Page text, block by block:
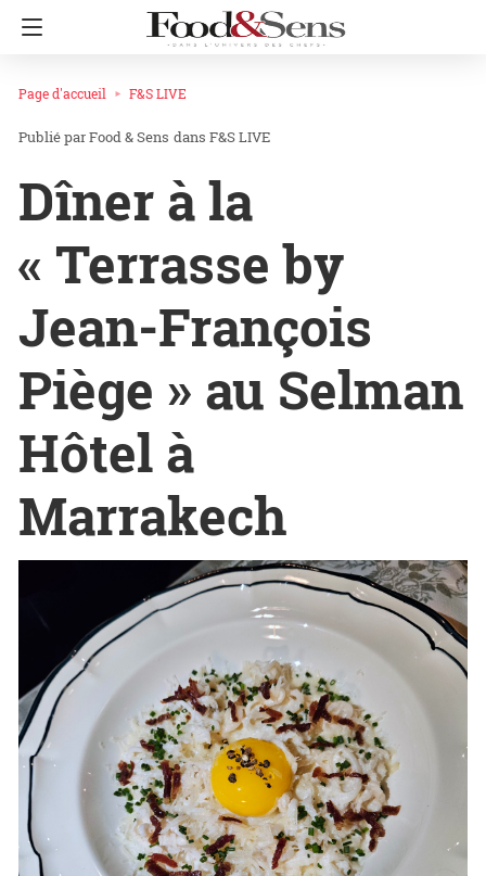
Page d'accueil F&S LIVE
Food & Sens dans F&S LIVE
Dîner à la
« Terrasse by
Jean-François
Piège » au Selman
Hôtel à
Marrakech